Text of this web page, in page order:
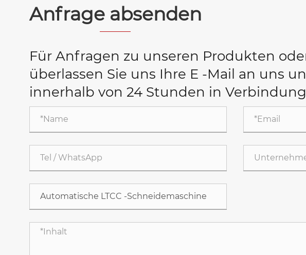
Anfrage absenden
Für Anfragen zu unseren Produkten
überlassen Sie uns Ihre E -Mail an uns
innerhalb von 24 Stunden in